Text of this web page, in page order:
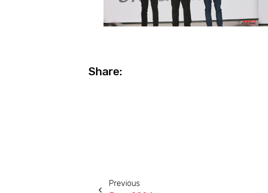
Share:
Previous